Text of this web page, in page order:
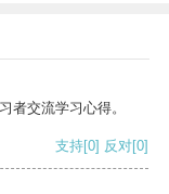
者交流学习心得。
支持[0] 反对[0]